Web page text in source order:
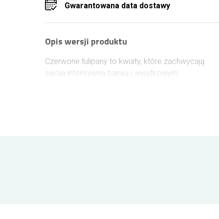
Gwarantowana data dostawy
Opis wersji produktu
Czerwone tulipany to kwiaty, które zachwycają
swoją intensywną barwą i wyjątkowym